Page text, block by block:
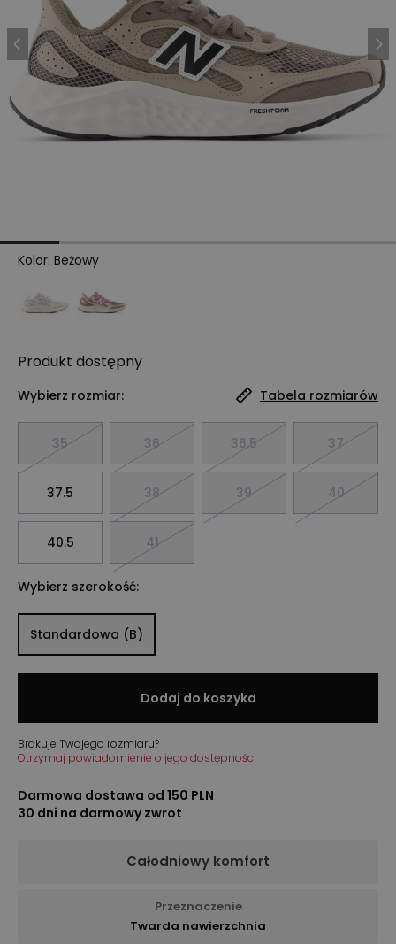
Kolor: Beżowy
Produkt dostępny
Wybierz rozmiar: Tabela rozmiarów
35 36 36.5 37
37.5 38 39 40
40.5 41
Wybierz szerokość:
Standardowa (B)
Dodaj do koszyka
Brakuje Twojego rozmiaru?
Otrzymaj powiadomienie o jego dostępności
Darmowa dostawa od 150 PLN
30 dni na darmowy zwrot
Całodniowy komfort
Przeznaczenie
Twarda nawierzchnia